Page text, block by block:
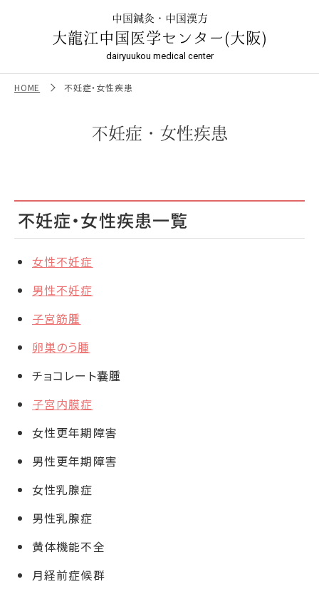
中国医学センター／大阪の鍼灸院
中国鍼灸・中国漢方
大龍江中国医学センター(大阪)
dairyuukou medical center
HOME 不妊症・女性疾患
不妊症・女性疾患
不妊症・女性疾患一覧
女性不妊症
男性不妊症
子宮筋腫
卵巣のう腫
チョコレート嚢腫
子宮内膜症
女性更年期障害
男性更年期障害
女性乳腺症
男性乳腺症
黄体機能不全
月経前症候群